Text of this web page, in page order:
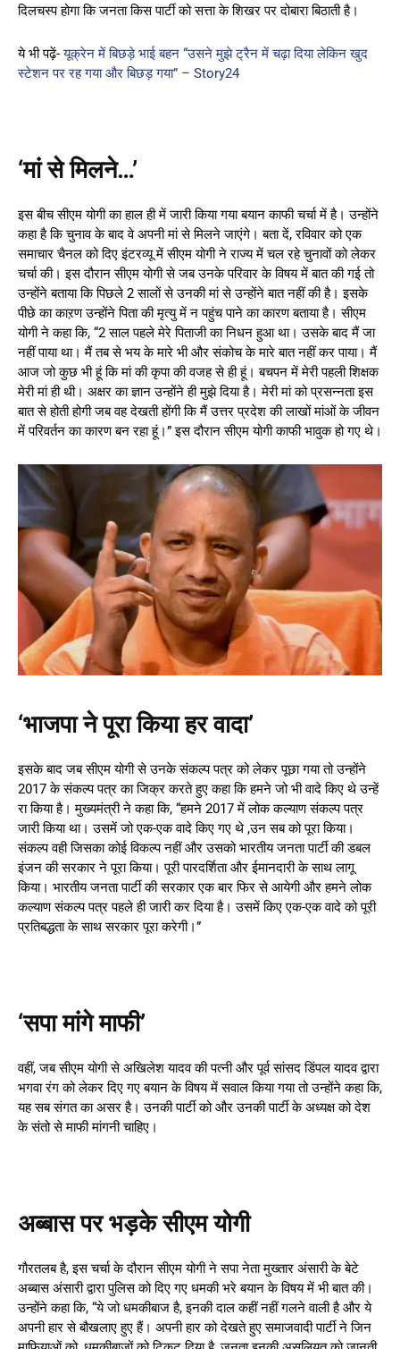
दिलचस्प होगा कि जनता किस पार्टी को सत्ता के शिखर पर दोबारा बिठाती है।
ये भी पढ़ें-यूक्रेन में बिछड़े भाई बहन “उसने मुझे ट्रैन में चढ़ा दिया लेकिन खुद
स्टेशन पर रह गया और बिछड़ गया” – Story24
‘मां से मिलने…’
इस बीच सीएम योगी का हाल ही में जारी किया गया बयान काफी चर्चा में है। उन्होंने
कहा है कि चुनाव के बाद वे अपनी मां से मिलने जाएंगे। बता दें, रविवार को एक
समाचार चैनल को दिए इंटरव्यू में सीएम योगी ने राज्य में चल रहे चुनावों को लेकर
चर्चा की। इस दौरान सीएम योगी से जब उनके परिवार के विषय में बात की गई तो
उन्होंने बताया कि पिछले 2 सालों से उनकी मां से उन्होंने बात नहीं की है। इसके
पीछे का काऱण उन्होंने पिता की मृत्यु में न पहुंच पाने का कारण बताया है। सीएम
योगी ने कहा कि, “2 साल पहले मेरे पिताजी का निधन हुआ था। उसके बाद मैं जा
नहीं पाया था। मैं तब से भय के मारे भी और संकोच के मारे बात नहीं कर पाया। मैं
आज जो कुछ भी हूं कि मां की कृपा की वजह से ही हूं। बचपन में मेरी पहली शिक्षक
मेरी मां ही थी। अक्षर का ज्ञान उन्होंने ही मुझे दिया है। मेरी मां को प्रसन्नता इस
बात से होती होगी जब वह देखती होंगी कि मैं उत्तर प्रदेश की लाखों मांओं के जीवन
में परिवर्तन का कारण बन रहा हूं।” इस दौरान सीएम योगी काफी भावुक हो गए थे।
‘भाजपा ने पूरा किया हर वादा’
इसके बाद जब सीएम योगी से उनके संकल्प पत्र को लेकर पूछा गया तो उन्होंने
2017 के संकल्प पत्र का जिक्र करते हुए कहा कि हमने जो भी वादे किए थे उन्हें
रा किया है। मुख्यमंत्री ने कहा कि, “हमने 2017 में लोक कल्याण संकल्प पत्र
जारी किया था। उसमें जो एक-एक वादे किए गए थे ,उन सब को पूरा किया।
संकल्प वही जिसका कोई विकल्प नहीं और उसको भारतीय जनता पार्टी की डबल
इंजन की सरकार ने पूरा किया। पूरी पारदर्शिता और ईमानदारी के साथ लागू
किया। भारतीय जनता पार्टी की सरकार एक बार फिर से आयेगी और हमने लोक
कल्याण संकल्प पत्र पहले ही जारी कर दिया है। उसमें किए एक-एक वादे को पूरी
प्रतिबद्धता के साथ सरकार पूरा करेगी।”
‘सपा मांगे माफी’
वहीं, जब सीएम योगी से अखिलेश यादव की पत्नी और पूर्व सांसद डिंपल यादव द्वारा
भगवा रंग को लेकर दिए गए बयान के विषय में सवाल किया गया तो उन्होंने कहा कि,
यह सब संगत का असर है। उनकी पार्टी को और उनकी पार्टी के अध्यक्ष को देश
के संतो से माफी मांगनी चाहिए।
अब्बास पर भड़के सीएम योगी
गौरतलब है, इस चर्चा के दौरान सीएम योगी ने सपा नेता मुख्तार अंसारी के बेटे
अब्बास अंसारी द्वारा पुलिस को दिए गए धमकी भरे बयान के विषय में भी बात की।
उन्होंने कहा कि, “ये जो धमकीबाज है, इनकी दाल कहीं नहीं गलने वाली है और ये
अपनी हार से बौखलाए हुए हैं। अपनी हार को देखते हुए समाजवादी पार्टी ने जिन